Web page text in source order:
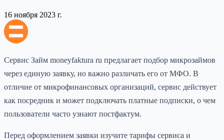
16 ноября 2023 г.
Сервис Займ moneyfaktura ru предлагает подбор микрозаймов
через единую заявку, но важно различать его от МФО. В
отличие от микрофинансовых организаций, сервис действует
как посредник и может подключать платные подписки, о чем
пользователи часто узнают постфактум.
Перед оформлением заявки изучите тарифы сервиса и